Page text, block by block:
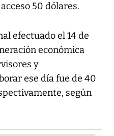
50 dólares.
efectuado el 14 de
económica
y
ese día fue de 40
según